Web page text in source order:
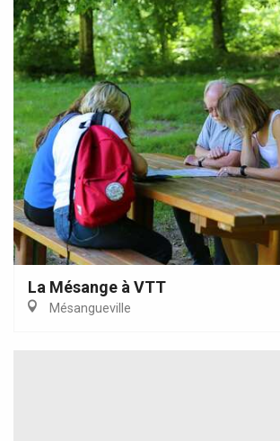
La Mésange à VTT
Mésangueville